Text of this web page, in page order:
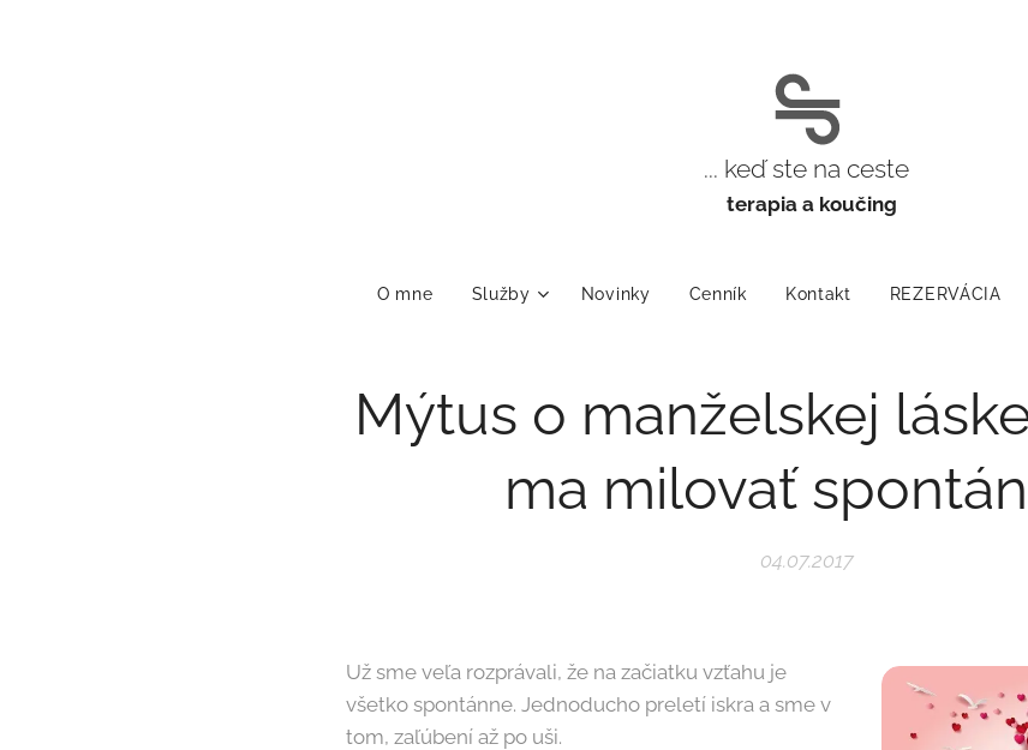
... keď ste na ceste
terapia a koučing
O mne Služby Novinky Cenník Kontakt REZERVÁCIA
Mýtus o manželskej
ma milovať
04.07.2017
Už sme veľa rozprávali, že na začiatku vzťahu je
všetko spontánne. Jednoducho preletí iskra a sme v
tom, zaľúbení až po uši.